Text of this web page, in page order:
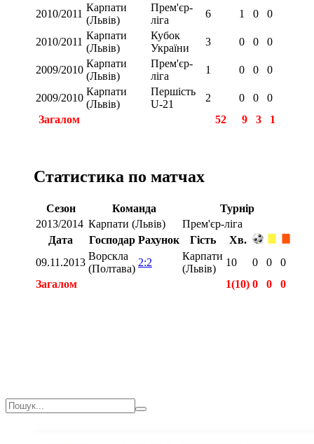
2010/2011
Карпати
(Львів)
Прем'єр-
ліга
6 1 0 0
2010/2011
Карпати
(Львів)
Кубок
України
3 0 0 0
2009/2010
Карпати
(Львів)
Прем'єр-
ліга
1 0 0 0
2009/2010
Карпати
(Львів)
Першість
U-21
2 0 0
0
Загалом
52 9 3 1
Статистика по матчах
Сезон Команда
Турнір
2013/2014 Карпати (Львів)
Прем'єр-ліга
Дата
Господар Рахунок Гість
Хв.
09.11.2013
Ворскла
(Полтава)
2:2
Карпати
(Львів)
10 0 0
0
Загалом
1(10) 0 0
0